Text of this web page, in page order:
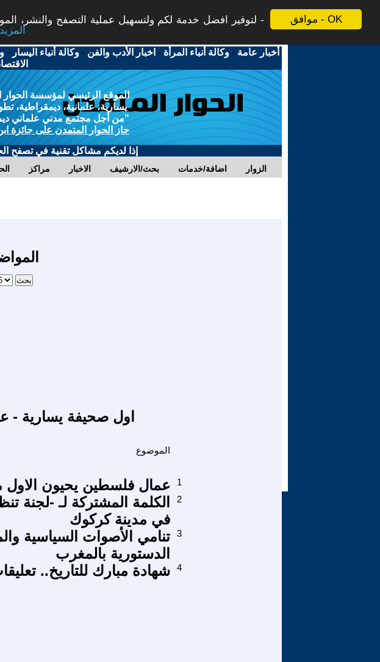
موافق - OK
لتوفير افضل خدمة لكم ولتسهيل عملية التصفح والنشر،
More info - المزيد
أخبار عامة -وكالة أنباء المرأة - اخبار الأدب والفن -وكالة أنباء اليسار -
الموقع الرئيسي لمؤسسة الحوار
يسارية، علمانية، ديمقراطية،
"من أجل مجتمع مدني علماني
حاز الحوار المتمدن على جائزة
إذا لديكم مشاكل تقنية في تصفح
مراكز الاخبار بحث/الارشيف اضافة/خدمات الزوار
اول صحيفة يسارية -
الموضوع
عمال فلسطين يحيون الاول
1
الكلمة المشتركة لـ -لجنة
في مدينة كركوك
2
تنامي الأصوات السياسية
الدستورية بالمغرب
3
شهادة مبارك للتاريخ.. 4